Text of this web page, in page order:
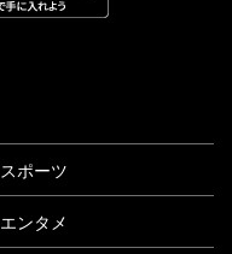
スポーツ
エンタメ